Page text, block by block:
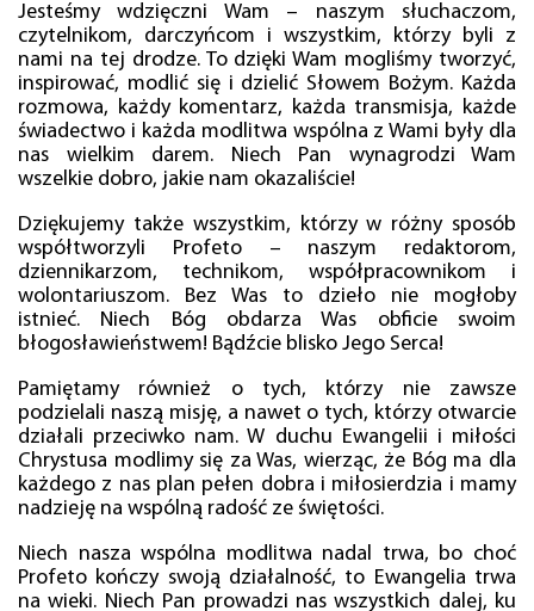
Jesteśmy wdzięczni Wam – naszym słuchaczom,
czytelnikom, darczyńcom i wszystkim, którzy byli z
nami na tej drodze. To dzięki Wam mogliśmy tworzyć,
inspirować, modlić się i dzielić Słowem Bożym. Każda
rozmowa, każdy komentarz, każda transmisja, każde
świadectwo i każda modlitwa wspólna z Wami były dla
nas wielkim darem. Niech Pan wynagrodzi Wam
wszelkie dobro, jakie nam okazaliście!
Dziękujemy także wszystkim, którzy w różny sposób
współtworzyli Profeto – naszym redaktorom,
dziennikarzom, technikom, współpracownikom i
wolontariuszom. Bez Was to dzieło nie mogłoby
istnieć. Niech Bóg obdarza Was obficie swoim
błogosławieństwem! Bądźcie blisko Jego Serca!
Pamiętamy również o tych, którzy nie zawsze
podzielali naszą misję, a nawet o tych, którzy otwarcie
działali przeciwko nam. W duchu Ewangelii i miłości
Chrystusa modlimy się za Was, wierząc, że Bóg ma dla
każdego z nas plan pełen dobra i miłosierdzia i mamy
nadzieję na wspólną radość ze świętości.
Niech nasza wspólna modlitwa nadal trwa, bo choć
Profeto kończy swoją działalność, to Ewangelia trwa
na wieki. Niech Pan prowadzi nas wszystkich dalej, ku